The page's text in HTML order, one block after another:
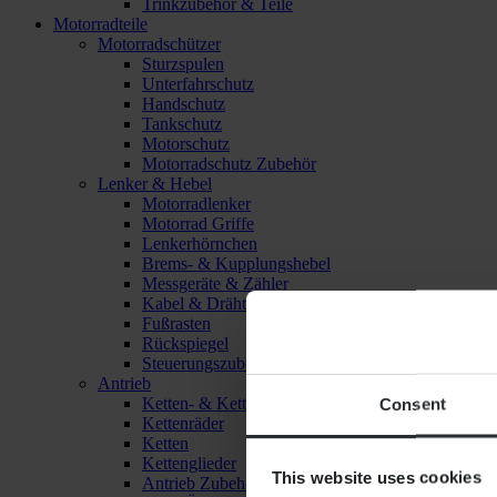
Consent
This website uses cookies
Trinkzubehör & Teile
Motorradteile
Motorradschützer
Sturzspulen
Unterfahrschutz
Handschutz
Tankschutz
Motorschutz
Motorradschutz Zubehör
Lenker & Hebel
Motorradlenker
Motorrad Griffe
Lenkerhörnchen
Brems- & Kupplungshebel
Messgeräte & Zähler
Kabel & Drähte
Fußrasten
Rückspiegel
Steuerungszubehör
Antrieb
Ketten- & Kettenradsätze
Kettenräder
Ketten
Kettenglieder
Antrieb Zubehör